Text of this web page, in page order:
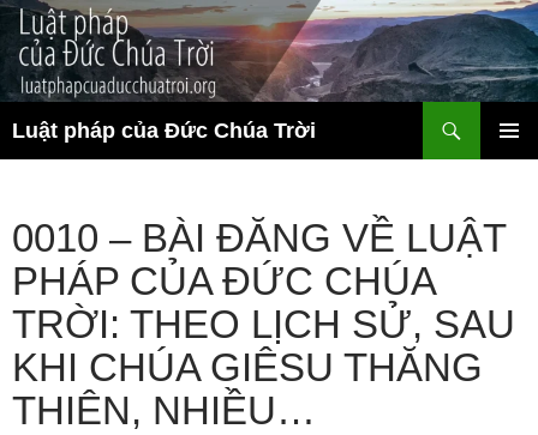
Chuyển
đến
nội
dung
Luật pháp của Đức Chúa Trời
kiếm
0010 – BÀI ĐĂNG VỀ LUẬT
PHÁP CỦA ĐỨC CHÚA
TRỜI: THEO LỊCH SỬ, SAU
KHI CHÚA GIÊSU THĂNG
THIÊN, NHIỀU…